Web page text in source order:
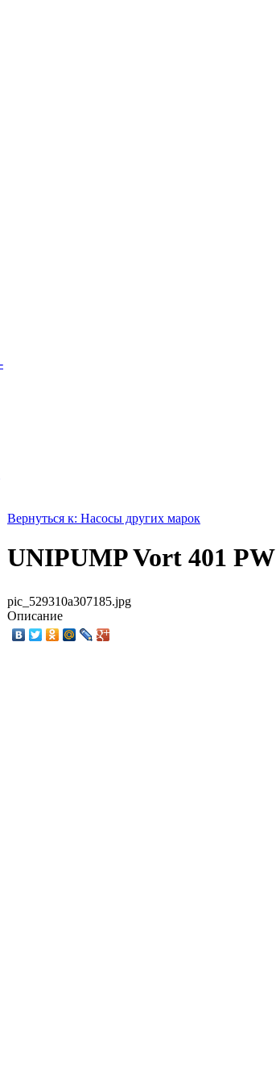
Вернуться к: Насосы других марок
UNIPUMP Vort 401 PW
pic_529310a307185.jpg
Описание